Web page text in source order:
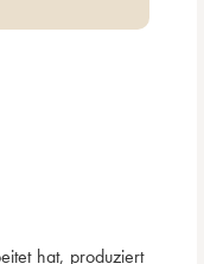
hat, produziert